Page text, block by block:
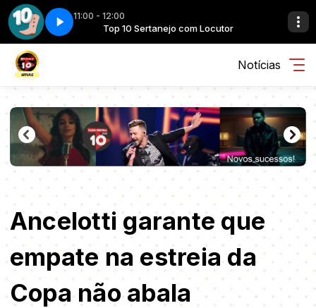
11:00 - 12:00
Top 10 Sertanejo com Locutor
Top 10 sertanejo - Parte 2
Notícias
Ancelotti garante que
empate na estreia da
Copa não abala